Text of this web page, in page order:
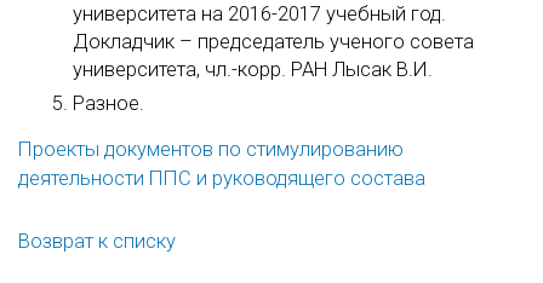
университета на 2016-2017 учебный год.
Докладчик – председатель ученого совета
университета, чл.-корр. РАН Лысак В.И.
Разное.
Проекты документов по стимулированию
деятельности ППС и руководящего состава
Возврат к списку